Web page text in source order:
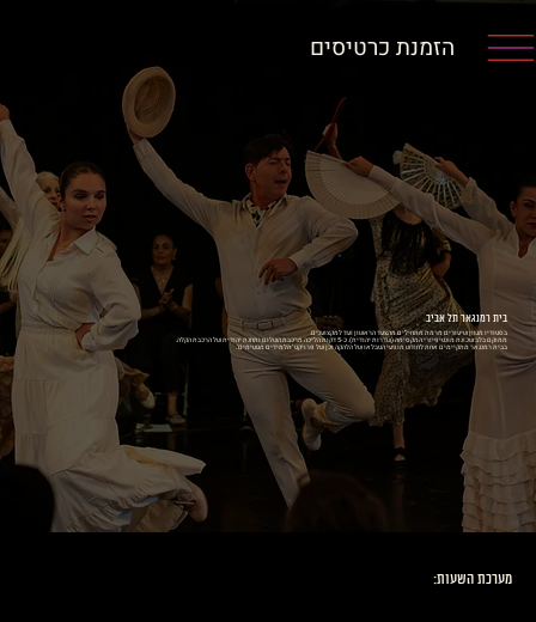
הזמנת כרטיסים
בית רמנגאר תל אביב
בסטודיו מגוון שיעורים מרמת מתחילים מהצעד הראשון ועד למקצוענים.
ממוקם בלב שכונת מונטיפיורי המקסימה (שדרות יהודית). כ-5 דקות הליכה מרכבת השלום ותחנת יהודית של הרכבת הקלה.
בבית רמנגאר מתקיימים אחת לחודש מופעי הטבלאו של הלהקה וכן של פרויקט 'תלמידים מגשימים'.
מערכת השעות: